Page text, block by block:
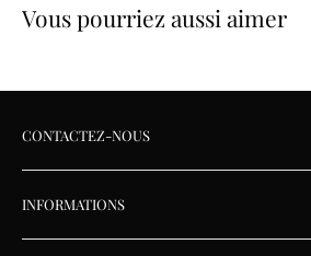
Vous pourriez aussi aimer
CONTACTEZ-NOUS
Lundi au vendredi: 9 h à 17 h 30
INFORMATIONS
À propos